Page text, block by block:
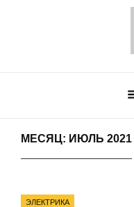
opt-
МЕСЯЦ: ИЮЛЬ 2021
Categories
ЭЛЕКТРИКА